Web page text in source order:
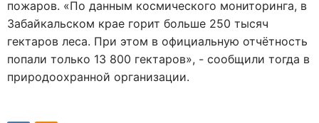
пожаров. «По данным космического мониторинга, в
Забайкальском крае горит больше 250 тысяч
гектаров леса. При этом в официальную отчётность
попали только 13 800 гектаров», - сообщили тогда в
природоохранной организации.